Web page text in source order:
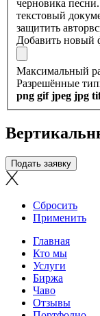
черновика
текстовый
защитить
Добавить новый
Максимальный
Разрешённые
png gif jpeg jpg
Сбросить
Применить
Главная
Кто мы
Услуги
Биржа
Чаво
Отзывы